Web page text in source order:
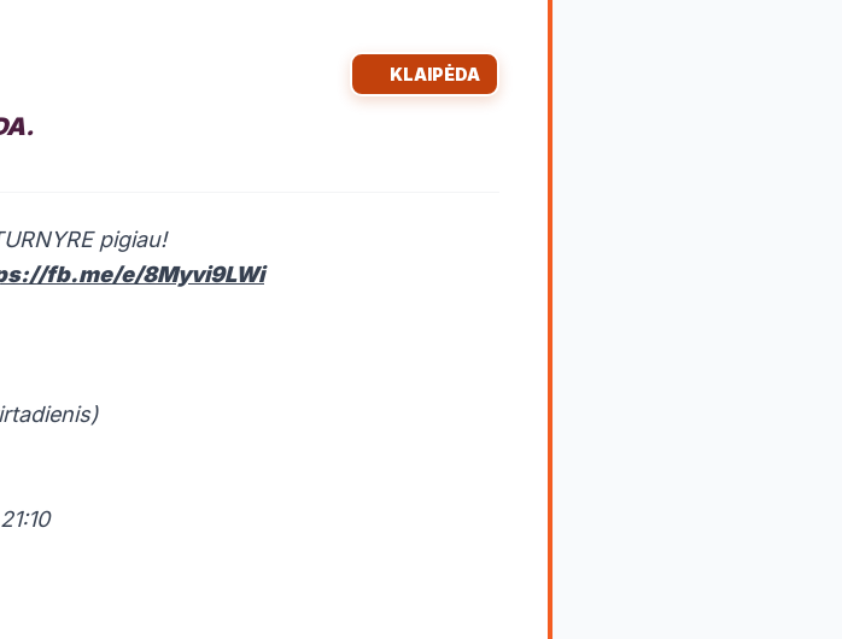
KLAIPĖDA
pigiau!
fb.me/e/8Myvi9LWi